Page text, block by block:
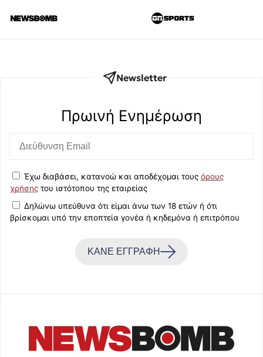
Newsletter
Πρωινή Eνημέρωση
Έχω διαβάσει, κατανοώ και αποδέχομαι τους όρους
χρήσης του ιστότοπου της εταιρείας
Δηλώνω υπεύθυνα ότι είμαι άνω των 18 ετών ή ότι
βρίσκομαι υπό την εποπτεία γονέα ή κηδεμόνα ή επιτρόπου
ΚΑΝΕ ΕΓΓΡΑΦΗ